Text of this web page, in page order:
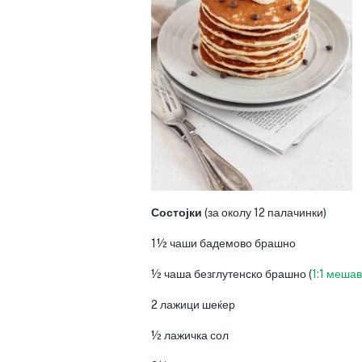
Состојки (за околу 12 палачинки)
1½ чаши бадемово брашно
½ чаша безглутенско брашно (1:1
2 лажици шеќер
½ лажичка сол